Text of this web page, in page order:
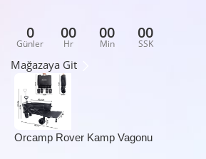
0
Günler
00
Hr
00
Min
00
SSK
Mağazaya Git
Orcamp Rover Kamp Vagonu